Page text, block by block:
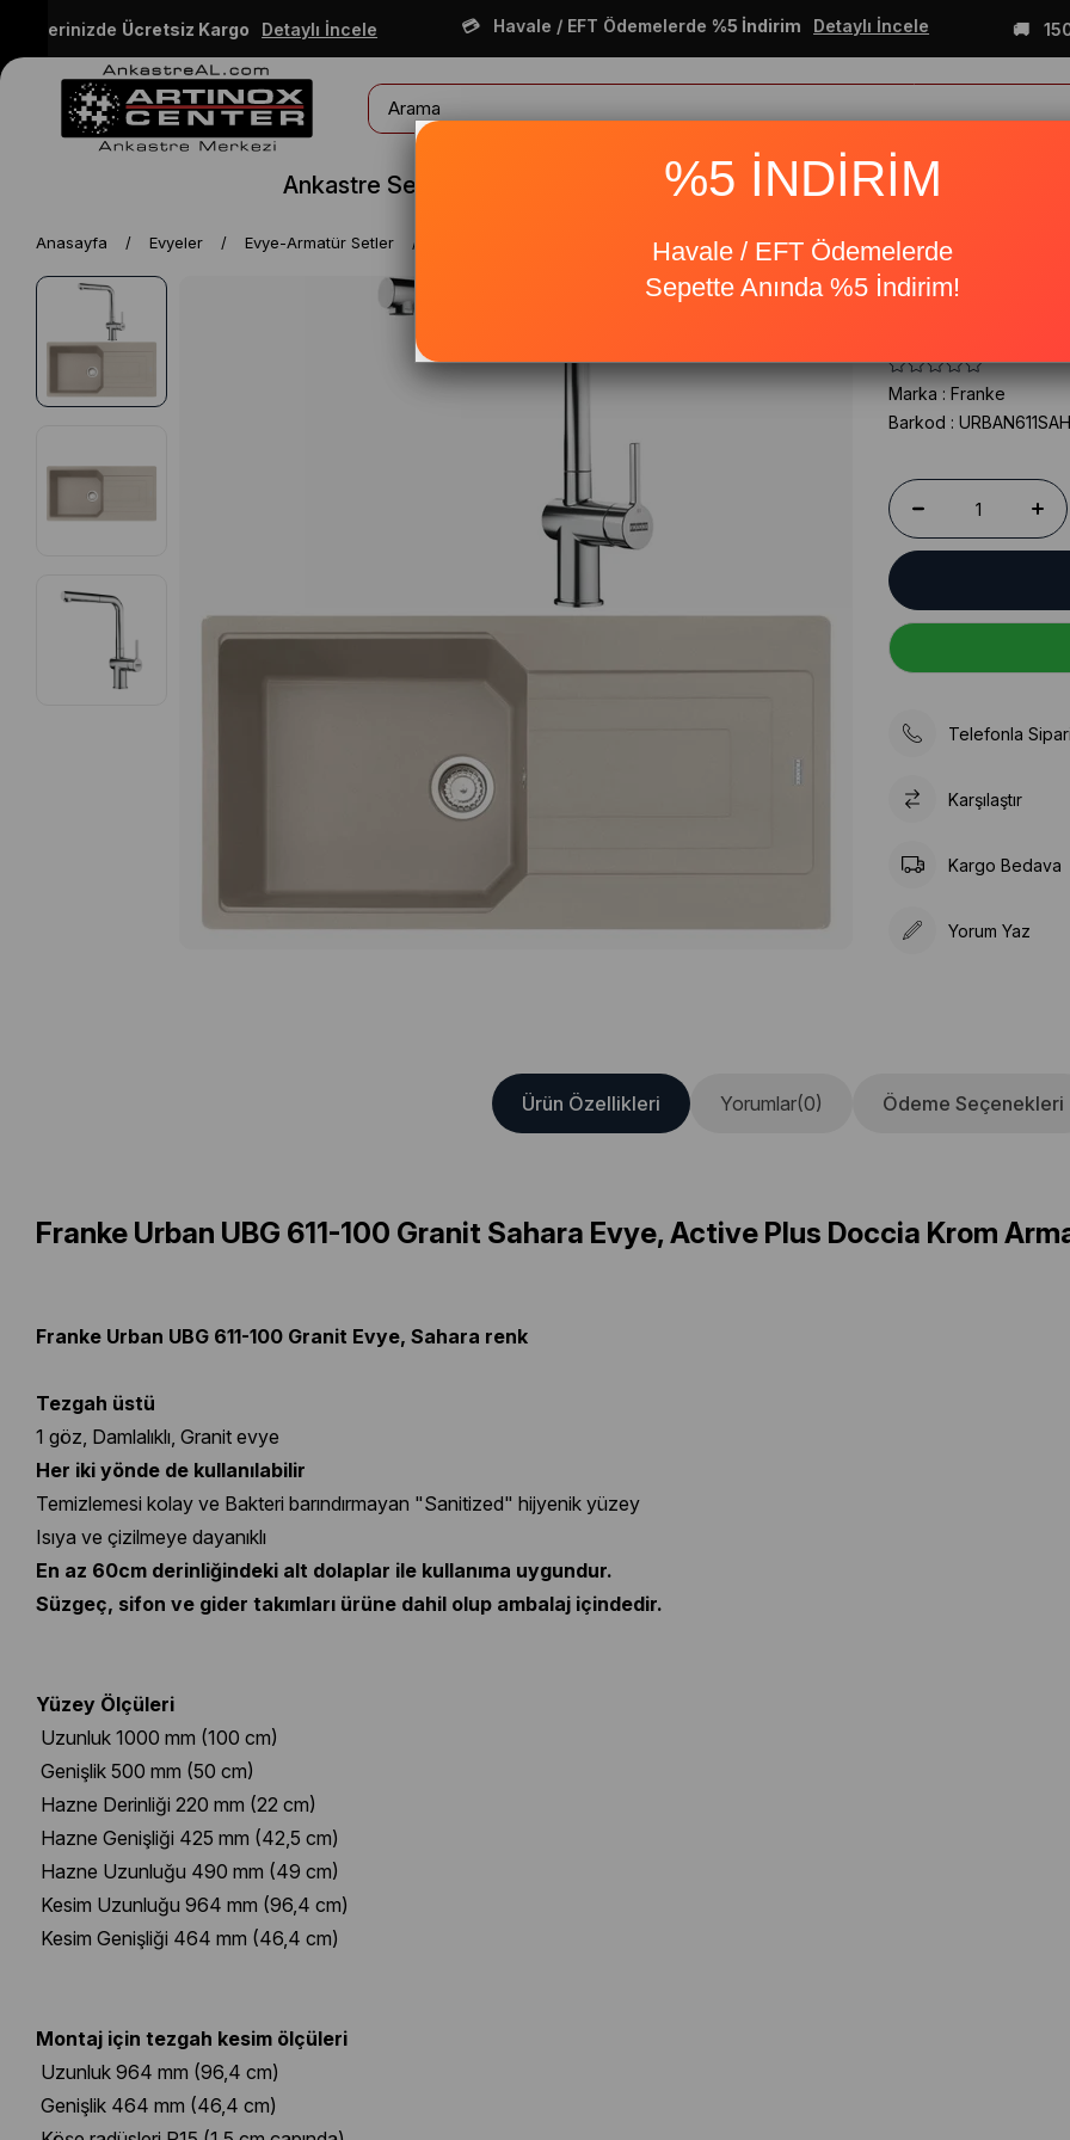
Ücretsiz Kargo Detaylı İncele Havale / EFT Ödemelerde%5 İndirim Detaylı İncele
Ankastre Setler Evyeler Armatür Batarya
Anasayfa Evyeler Evye-Armatür Setler Franke UBG 611-100 Granit Sahara Evye, Active Plus Doccia Krom Armatür
Franke UBG
Marka : Franke
Barkod :
Telefonla
Karşılaştır
Kargo Bedava
Yorum Yaz
Ürün Özellikleri Yorumlar(0) Ödeme Seçenekleri
Franke Urban UBG 611-100 Granit Sahara Evye, Active Plus Doccia Krom
Franke Urban UBG 611-100 Granit Evye, Sahara renk
Tezgah üstü
1 göz, Damlalıklı, Granit evye
Her iki yönde de kullanılabilir
Temizlemesi kolay ve Bakteri barındırmayan "Sanitized" hijyenik yüzey
Isıya ve çizilmeye dayanıklı
En az 60cm derinliğindeki alt dolaplar ile kullanıma uygundur.
Süzgeç, sifon ve gider takımları ürüne dahil olup ambalaj içindedir.
Yüzey Ölçüleri
Uzunluk 1000 mm (100 cm)
Genişlik 500 mm (50 cm)
Hazne Derinliği 220 mm (22 cm)
Hazne Genişliği 425 mm (42,5 cm)
Hazne Uzunluğu 490 mm (49 cm)
Kesim Uzunluğu 964 mm (96,4 cm)
Kesim Genişliği 464 mm (46,4 cm)
Montaj için tezgah kesim ölçüleri
Uzunluk 964 mm (96,4 cm)
Genişlik 464 mm (46,4 cm)
%5 İNDİRİM
Havale / EFT Ödemelerde
Sepette Anında %5 İndirim!